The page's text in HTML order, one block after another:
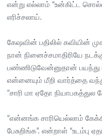
என்று எல்லாம் “உன்கிட்ட
எரிச்சலாய்.
கேஷவின் பதிலில் கவியின்
நான் நினைச்சமாதிரியே
பண்ணிடுவேன்னுதான் பயந்து
என்னையும் மீறி வார்த்தை
“சாரி மா ஏதோ நியாபகத்துல
“என்னங்க சாரியெல்லாம்
பேசுறிங்க”. என்றாள் “உடம்பு